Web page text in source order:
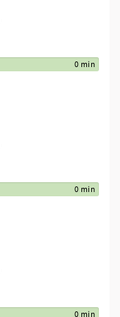
0 min
0 min
0 min